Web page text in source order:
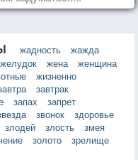
жадность
жажда
желудок жена
женщина
жизненно
завтрак
запах
запрет
звонок
здоровье
злодей злость
змея
золото
зрелище